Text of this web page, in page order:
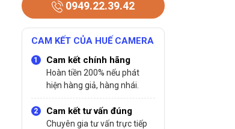
0949.22.39.42
CAM KẾT CỦA HUẾ CAMERA
Cam kết chính hãng
Hoàn tiền 200% nếu phát
hiện hàng giả, hàng nhái.
Cam kết tư vấn đúng
Chuyên gia tư vấn trực tiếp